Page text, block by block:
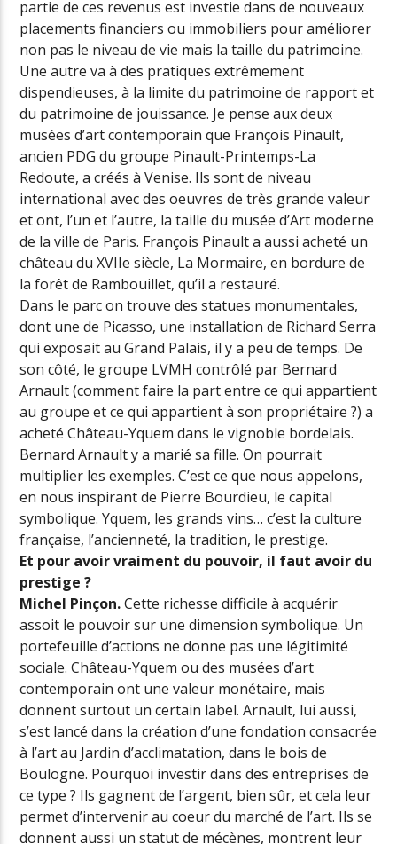
partie de ces revenus est investie dans de nouveaux
placements financiers ou immobiliers pour améliorer
non pas le niveau de vie mais la taille du patrimoine.
Une autre va à des pratiques extrêmement
dispendieuses, à la limite du patrimoine de rapport et
du patrimoine de jouissance. Je pense aux deux
musées d’art contemporain que François Pinault,
ancien PDG du groupe Pinault-Printemps-La
Redoute, a créés à Venise. Ils sont de niveau
international avec des oeuvres de très grande valeur
et ont, l’un et l’autre, la taille du musée d’Art moderne
de la ville de Paris. François Pinault a aussi acheté un
château du XVIIe siècle, La Mormaire, en bordure de
la forêt de Rambouillet, qu’il a restauré.
Dans le parc on trouve des statues monumentales,
dont une de Picasso, une installation de Richard Serra
qui exposait au Grand Palais, il y a peu de temps. De
son côté, le groupe LVMH contrôlé par Bernard
Arnault (comment faire la part entre ce qui appartient
au groupe et ce qui appartient à son propriétaire ?) a
acheté Château-Yquem dans le vignoble bordelais.
Bernard Arnault y a marié sa fille. On pourrait
multiplier les exemples. C’est ce que nous appelons,
en nous inspirant de Pierre Bourdieu, le capital
symbolique. Yquem, les grands vins… c’est la culture
française, l’ancienneté, la tradition, le prestige.
Et pour avoir vraiment du pouvoir, il faut avoir du
prestige ?
Michel Pinçon.Cette richesse difficile à acquérir
assoit le pouvoir sur une dimension symbolique. Un
portefeuille d’actions ne donne pas une légitimité
sociale. Château-Yquem ou des musées d’art
contemporain ont une valeur monétaire, mais
donnent surtout un certain label. Arnault, lui aussi,
s’est lancé dans la création d’une fondation consacrée
à l’art au Jardin d’acclimatation, dans le bois de
Boulogne. Pourquoi investir dans des entreprises de
ce type ? Ils gagnent de l’argent, bien sûr, et cela leur
permet d’intervenir au coeur du marché de l’art. Ils se
donnent aussi un statut de mécènes, montrent leur